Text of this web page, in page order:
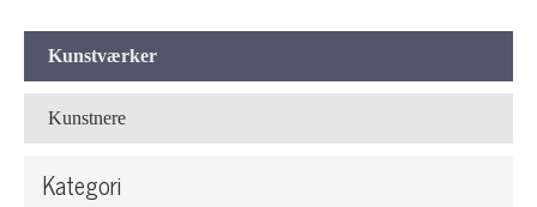
Kunstværker
Kunstnere
Kategori